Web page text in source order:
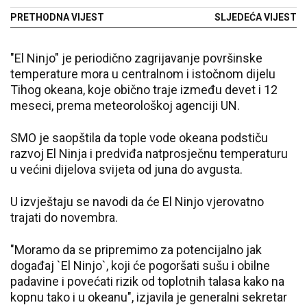
PRETHODNA VIJEST SLJEDEĆA VIJEST
"El Ninjo" je periodično zagrijavanje površinske
temperature mora u centralnom i istočnom dijelu
Tihog okeana, koje obično traje između devet i 12
meseci, prema meteorološkoj agenciji UN.
SMO je saopštila da tople vode okeana podstiču
razvoj El Ninja i predviđa natprosječnu temperaturu
u većini dijelova svijeta od juna do avgusta.
U izvještaju se navodi da će El Ninjo vjerovatno
trajati do novembra.
"Moramo da se pripremimo za potencijalno jak
događaj `El Ninjo`, koji će pogoršati sušu i obilne
padavine i povećati rizik od toplotnih talasa kako na
kopnu tako i u okeanu", izjavila je generalni sekretar